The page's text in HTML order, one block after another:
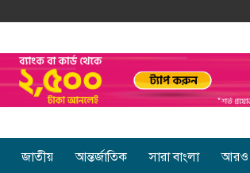
জাতীয় আন্তর্জাতিক সারা বাংলা আরও